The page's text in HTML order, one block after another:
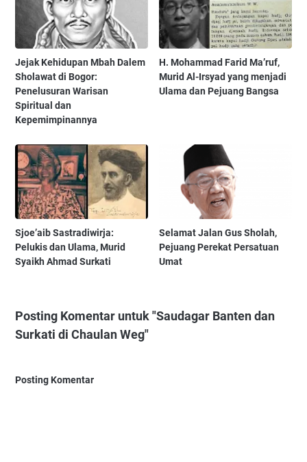
Jejak Kehidupan Mbah Dalem
Sholawat di Bogor:
Penelusuran Warisan
Spiritual dan
Kepemimpinannya
H. Mohammad Farid Ma’ruf,
Murid Al-Irsyad yang menjadi
Ulama dan Pejuang Bangsa
Sjoe’aib Sastradiwirja:
Pelukis dan Ulama, Murid
Syaikh Ahmad Surkati
Selamat Jalan Gus Sholah,
Pejuang Perekat Persatuan
Umat
Posting Komentar untuk "Saudagar Banten dan
Surkati di Chaulan Weg"
Posting Komentar